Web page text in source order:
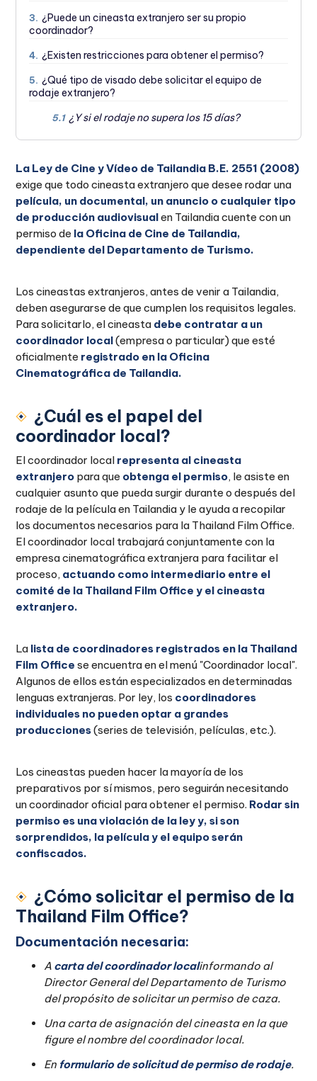
3. ¿Puede un cineasta extranjero ser su propio
coordinador?
4. ¿Existen restricciones para obtener el permiso?
5. ¿Qué tipo de visado debe solicitar el equipo de
rodaje extranjero?
5.1 ¿Y si el rodaje no supera los 15 días?
La Ley de Cine y Vídeo de Tailandia B.E. 2551 (2008)
exige que todo cineasta extranjero que desee rodar una
película, un documental, un anuncio o cualquier tipo
de producción audiovisualen Tailandia cuente con un
permiso de la Oficina de Cine de Tailandia,
dependiente del Departamento de Turismo.
Los cineastas extranjeros, antes de venir a Tailandia,
deben asegurarse de que cumplen los requisitos legales.
Para solicitarlo, el cineasta debe contratar a un
coordinador local(empresa o particular) que esté
oficialmente registrado en la Oficina
Cinematográfica de Tailandia.
¿Cuál es el papel del
coordinador local?
El coordinador local representa al cineasta
extranjero para que obtenga el permiso, le asiste en
cualquier asunto que pueda surgir durante o después del
rodaje de la película en Tailandia y le ayuda a recopilar
los documentos necesarios para la Thailand Film Office.
El coordinador local trabajará conjuntamente con la
empresa cinematográfica extranjera para facilitar el
proceso, actuando como intermediario entre el
comité de la Thailand Film Office y el cineasta
extranjero.
La lista de coordinadores registrados en la Thailand
Film Office se encuentra en el menú "Coordinador local".
Algunos de ellos están especializados en determinadas
lenguas extranjeras. Por ley, los coordinadores
individuales no pueden optar a grandes
producciones(series de televisión, películas, etc.).
Los cineastas pueden hacer la mayoría de los
preparativos por sí mismos, pero seguirán necesitando
un coordinador oficial para obtener el permiso. Rodar sin
permiso es una violación de la ley y, si son
sorprendidos, la película y el equipo serán
confiscados.
¿Cómo solicitar el permiso de la
Thailand Film Office?
Documentación necesaria:
A carta del coordinador localinformando al
Director General del Departamento de Turismo
del propósito de solicitar un permiso de caza.
Una carta de asignación del cineasta en la que
figure el nombre del coordinador local.
En formulario de solicitud de permiso de rodaje.